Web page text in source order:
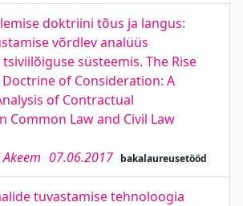
doktriini tõus ja langus:
võrdlev analüüs
süsteemis. The Rise
of Consideration: A
of Contractual
Common Law and Civil Law
07.06.2017 bakalaureusetööd
tuvastamise tehnoloogia